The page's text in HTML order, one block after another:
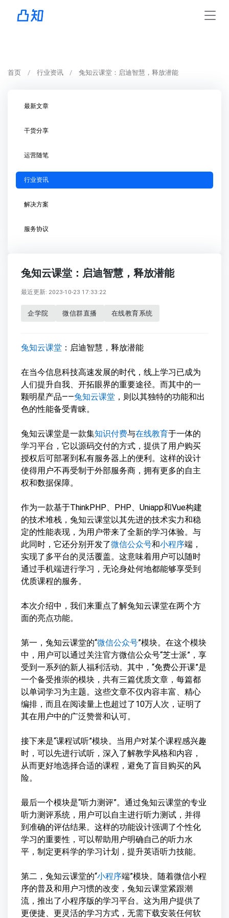
首页 行业资讯 兔知云课堂：启迪智慧，释放潜能
最新文章
干货分享
运营随笔
行业资讯
解决方案
服务协议
兔知云课堂：启迪智慧，释放潜能
最近更新: 2023-10-23 17:33:22
企学院 微信群直播 在线教育系统
兔知云课堂 ：启迪智慧，释放潜能
在当今信息科技高速发展的时代，线上学习已成为
人们提升自我、开拓眼界的重要途径。而其中的一
颗明星产品——兔知云课堂 ，则以其独特的功能和出
色的性能备受青睐。
兔知云课堂是一款集知识付费与在线教育于一体的
学习平台，它以源码交付的方式，提供了用户购买
授权后可部署到私有服务器上的便利。这样的设计
使得用户不再受制于外部服务商，拥有更多的自主
权和数据保障。
作为一款基于ThinkPHP、PHP、Uniapp和Vue构建
的技术堆栈，兔知云课堂以其先进的技术实力和稳
定的性能表现，为用户带来了全新的学习体验。与
此同时，它还分别开发了微信公众号和小程序端，
实现了多平台的灵活覆盖。这意味着用户可以随时
通过手机端进行学习，无论身处何地都能够享受到
优质课程的服务。
本次介绍中，我们来重点了解兔知云课堂在两个方
面的亮点功能。
第一，兔知云课堂的“微信公众号”模块。在这个模块
中，用户可以通过关注官方微信公众号“芝士派”，享
受到一系列的新人福利活动。其中，“免费公开课”是
一个备受推崇的模块，共有三篇优质文章，每篇都
以单词学习为主题。这些文章不仅内容丰富、精心
编排，而且在阅读量上也超过了10万人次，证明了
其在用户中的广泛赞誉和认可。
接下来是“课程试听”模块。当用户对某个课程感兴趣
时，可以先进行试听，深入了解教学风格和内容，
从而更好地选择合适的课程，避免了盲目购买的风
险。
最后一个模块是“听力测评”。通过兔知云课堂的专业
听力测评系统，用户可以自主进行听力测试，并得
到准确的评估结果。这样的功能设计强调了个性化
学习的重要性，可以帮助用户明确自己的听力水
平，制定更科学的学习计划，提升英语听力技能。
第二，兔知云课堂的“小程序端”模块。随着微信小程
序的普及和用户习惯的改变，兔知云课堂紧跟潮
流，推出了小程序版的学习平台。这为用户提供了
更便捷、更灵活的学习方式，无需下载安装任何软